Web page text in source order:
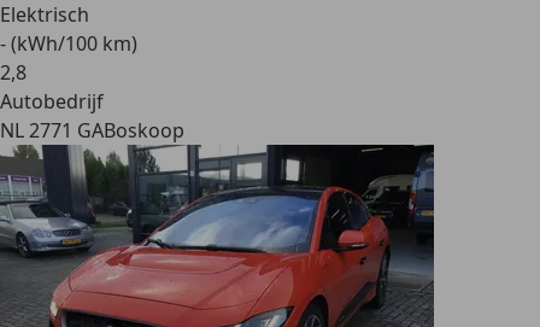
Elektrisch
- (kWh/100 km)
2,8
Autobedrijf
NL 2771 GABoskoop